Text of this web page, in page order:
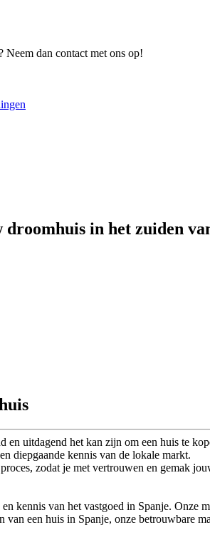
Neem dan contact met ons op!
in het zuiden
en uitdagend het kan zijn om een huis te
diepgaande kennis van de lokale markt.
zodat je met vertrouwen en gemak
kennis van het vastgoed in Spanje.
van een huis in Spanje, onze betrouwbare